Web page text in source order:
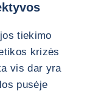
tiekimo
krizės
vis dar yra
pusėje